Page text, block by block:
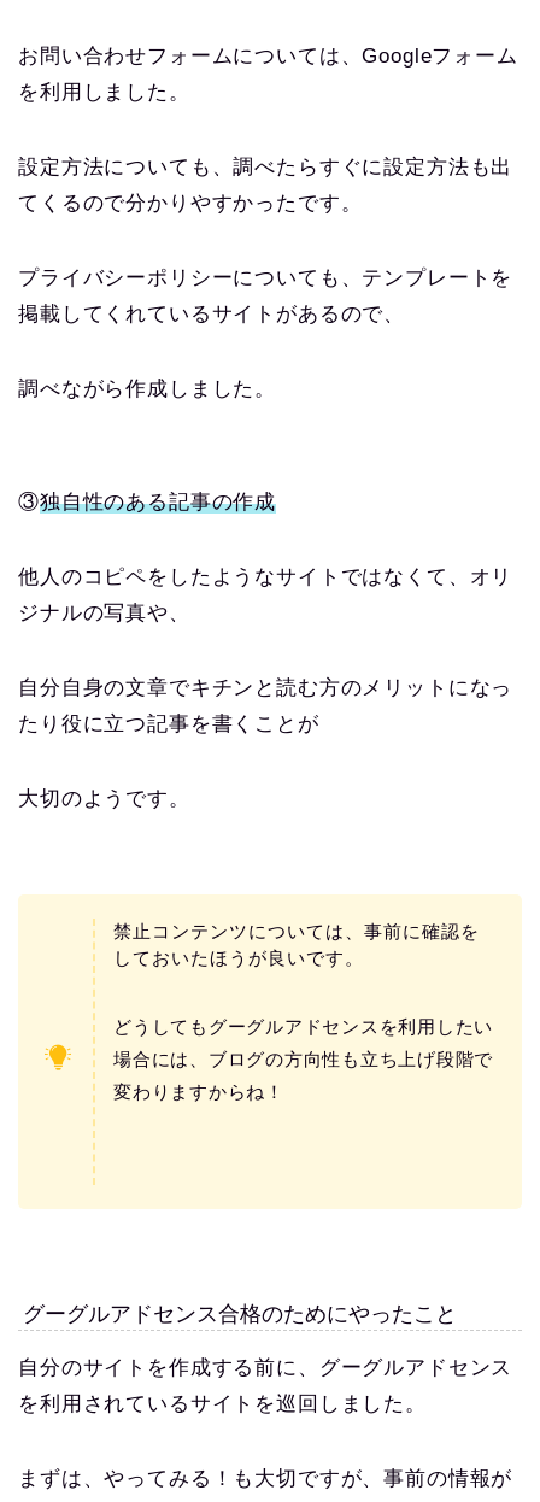
お問い合わせフォームについては、Googleフォーム
を利用しました。
設定方法についても、調べたらすぐに設定方法も出
てくるので分かりやすかったです。
プライバシーポリシーについても、テンプレートを
掲載してくれているサイトがあるので、
調べながら作成しました。
③独自性のある記事の作成
他人のコピペをしたようなサイトではなくて、オリ
ジナルの写真や、
自分自身の文章でキチンと読む方のメリットになっ
たり役に立つ記事を書くことが
大切のようです。
禁止コンテンツについては、事前に確認を
しておいたほうが良いです。
どうしてもグーグルアドセンスを利用したい
場合には、ブログの方向性も立ち上げ段階で
変わりますからね！
グーグルアドセンス合格のためにやったこと
自分のサイトを作成する前に、グーグルアドセンス
を利用されているサイトを巡回しました。
まずは、やってみる！も大切ですが、事前の情報が